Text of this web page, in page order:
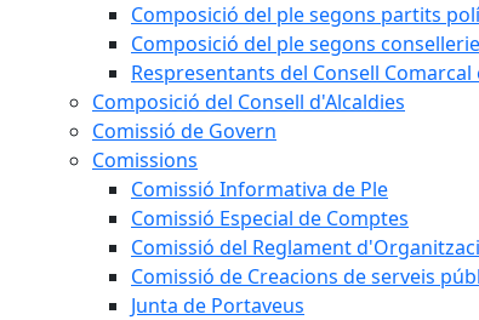
Composició del ple segons partits
Composició del ple segons
Respresentants del Consell Comarcal
Composició del Consell d'Alcaldies
Comissió de Govern
Comissions
Comissió Informativa de Ple
Comissió Especial de Comptes
Comissió del Reglament
Comissió de Creacions de serveis
Junta de Portaveus